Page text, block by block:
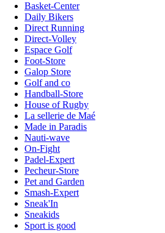
Basket-Center
Daily Bikers
Direct Running
Direct-Volley
Espace Golf
Foot-Store
Galop Store
Golf and co
Handball-Store
House of Rugby
La sellerie de Maé
Made in Paradis
Nauti-wave
On-Fight
Padel-Expert
Pecheur-Store
Pet and Garden
Smash-Expert
Sneak'In
Sneakids
Sport is good